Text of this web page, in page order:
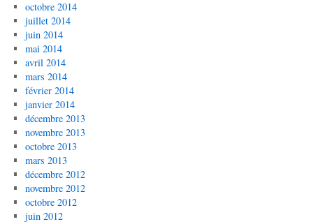
octobre 2014
juillet 2014
juin 2014
mai 2014
avril 2014
mars 2014
février 2014
janvier 2014
décembre 2013
novembre 2013
octobre 2013
mars 2013
décembre 2012
novembre 2012
octobre 2012
juin 2012